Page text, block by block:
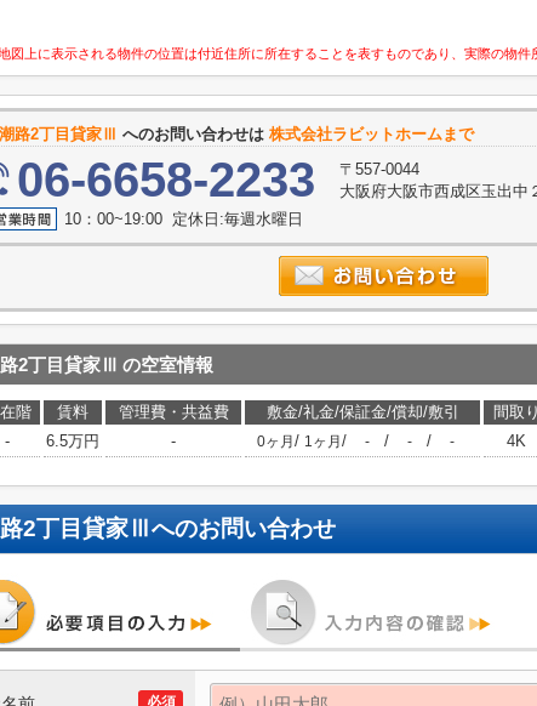
図上に表示される物件の位置は付近住所に所在することを表すものであり、実際の物件
潮路2丁目貸家Ⅲ へのお問い合わせは 株式会社ラビットホームまで
06-6658-2233
〒557-0044
大阪府大阪市西成区玉出中
10：00~19:00 定休日:毎週水曜日
2丁目貸家Ⅲ の空室情報
階 賃料 管理費・共益費 敷金/礼金/保証金/償却/敷引 間取り
-
6.5万円 - 0ヶ月 / 1ヶ月 / - / - / - 4K
2丁目貸家Ⅲ へのお問い合わせ
必須